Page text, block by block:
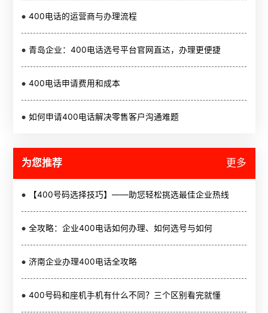
400电话的运营商与办理流程
青岛企业：400电话选号平台官网直达，办理更便捷
400电话申请费用和成本
如何申请400电话解决零售客户沟通难题
为您推荐 更多
【400号码选择技巧】——助您轻松挑选最佳企业热线
全攻略：企业400电话如何办理、如何选号与如何
济南企业办理400电话全攻略
400号码和座机手机有什么不同？三个区别看完就懂